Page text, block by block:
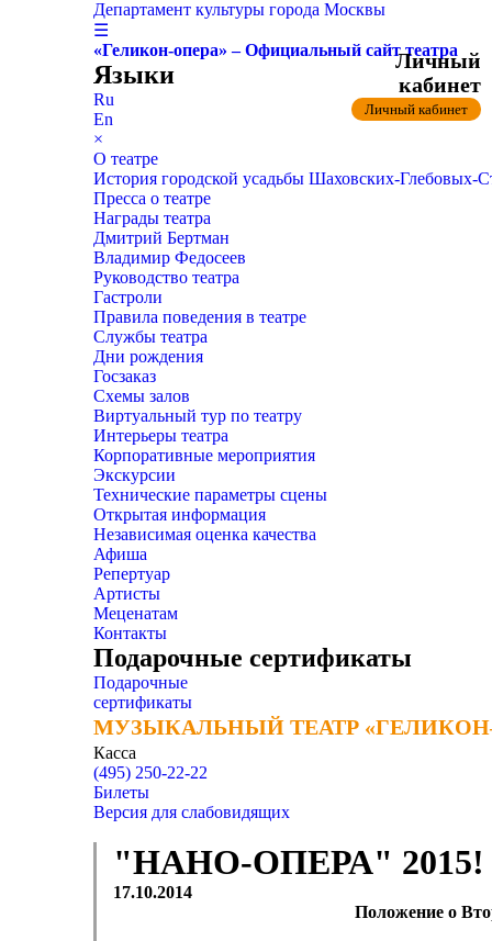
Департамент культуры города Москвы
☰
«Геликон-опера» – Официальный сайт театра
Языки
Ru
En
×
О театре
История городской усадьбы Шаховских-
Пресса о театре
Награды театра
Дмитрий Бертман
Владимир Федосеев
Руководство театра
Гастроли
Правила поведения в театре
Службы театра
Дни рождения
Госзаказ
Схемы залов
Виртуальный тур по театру
Интерьеры театра
Корпоративные мероприятия
Экскурсии
Технические параметры сцены
Открытая информация
Независимая оценка качества
Афиша
Репертуар
Артисты
Меценатам
Контакты
Подарочные сертификаты
Подарочные
сертификаты
МУЗЫКАЛЬНЫЙ ТЕАТР
МУЗЫКАЛЬНЫЙ ТЕАТР
Касса
(495) 250-22-22
Личный
кабинет
Личный кабинет
Билеты
Версия для слабовидящих
"НАНО-ОПЕРА" 2015!
17.10.2014
Положение о